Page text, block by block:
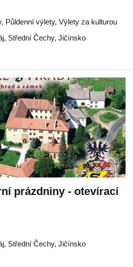
Půldenní výlety, Výlety za kulturou
, Střední Čechy, Jičínsko
prázdniny - otevírací
, Střední Čechy, Jičínsko